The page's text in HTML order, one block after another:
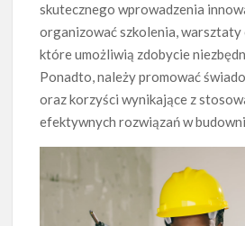
skutecznego wprowadzenia
organizować szkolenia, warsztaty
które umożliwią zdobycie
Ponadto, należy promować
oraz korzyści wynikające z
efektywnych rozwiązań w